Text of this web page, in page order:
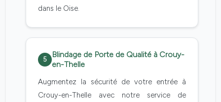
dans le Oise.
5
Blindage de Porte de Qualité à Crouy-
en-Thelle
Augmentez la sécurité de votre entrée à
Crouy-en-Thelle avec notre service de